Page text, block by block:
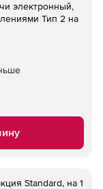
электронный,
Тип 2 на
Standard, на 1